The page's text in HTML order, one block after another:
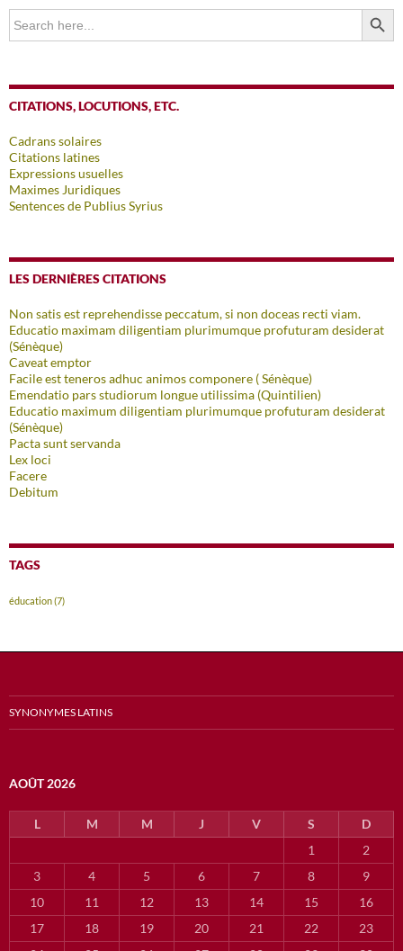
Search
for:
SEARCH
CITATIONS, LOCUTIONS, ETC.
Cadrans solaires
Citations latines
Expressions usuelles
Maximes Juridiques
Sentences de Publius Syrius
LES DERNIÈRES CITATIONS
Non satis est reprehendisse peccatum, si non doceas recti viam.
Educatio maximam diligentiam plurimumque profuturam desiderat
(Sénèque)
Caveat emptor
Facile est teneros adhuc animos componere ( Sénèque)
Emendatio pars studiorum longue utilissima (Quintilien)
Educatio maximum diligentiam plurimumque profuturam desiderat
(Sénèque)
Pacta sunt servanda
Lex loci
Facere
Debitum
TAGS
éducation(7)
SYNONYMES LATINS
AOÛT 2026
L M M J V S
D
1
2
3
4 5 6 7 8
9
10
11 12 13 14 15
16
17
18 19 20 21 22
23